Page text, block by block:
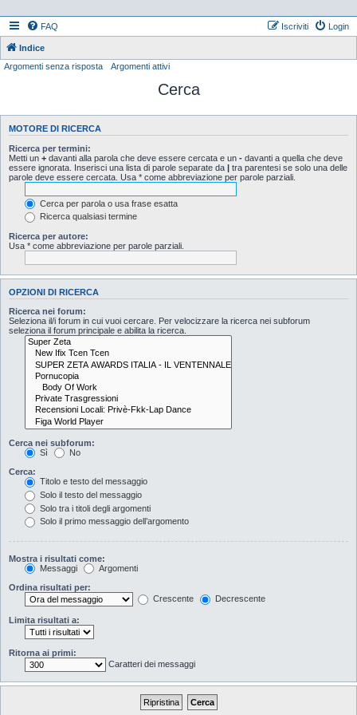
FAQ Login
Iscriviti
Indice
Argomenti senza risposta
Argomenti attivi
Cerca
MOTORE DI RICERCA
Ricerca per termini:
Metti un + davanti alla parola che deve essere cercata e un - davanti a quella che deve
essere ignorata. Inserisci una lista di parole separate da | tra parentesi se solo una delle
parole deve essere cercata. Usa * come abbreviazione per parole parziali.
Cerca per parola o usa frase esatta
Ricerca qualsiasi termine
Ricerca per autore:
Usa * come abbreviazione per parole parziali.
OPZIONI DI RICERCA
Ricerca nei forum:
Seleziona il/i forum in cui vuoi cercare. Per velocizzare la ricerca nei subforum
seleziona il forum principale e abilita la ricerca.
Cerca nei subforum:
Sì
No
Cerca:
Titolo e testo del messaggio
Solo il testo del messaggio
Solo tra i titoli degli argomenti
Solo il primo messaggio dell’argomento
Mostra i risultati come:
Messaggi
Argomenti
Ordina risultati per:
Crescente
Decrescente
Limita risultati a:
Ritorna ai primi:
Caratteri dei messaggi